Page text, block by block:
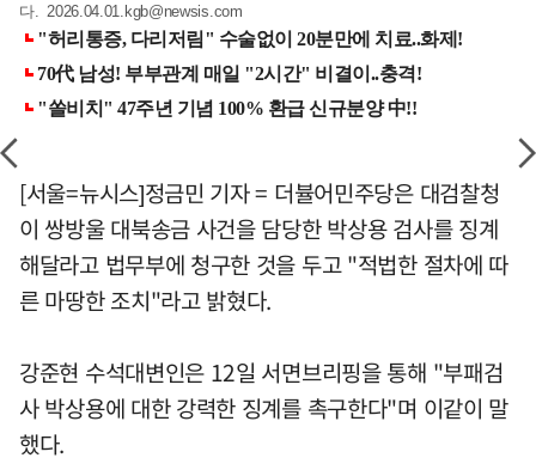
다. 2026.04.01.kgb@newsis.com
[서울=뉴시스]정금민 기자 = 더뷸어민주당은 대검찰청
이 쌍방울 대북송금 사건을 담당한 박상용 검사를 징계
해달라고 법무부에 청구한 것을 두고 "적법한 절차에 따
른 마땅한 조치"라고 밝혔다.
강준현 수석대변인은 12일 서면브리핑을 통해 "부패검
사 박상용에 대한 강력한 징계를 촉구한다"며 이같이 말
했다.